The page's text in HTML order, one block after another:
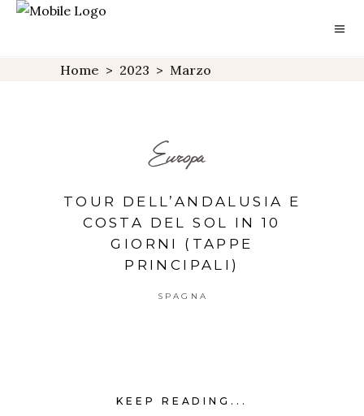
Home > 2023 > Marzo
Europa
TOUR DELL’ANDALUSIA E
COSTA DEL SOL IN 10
GIORNI (TAPPE
PRINCIPALI)
SPAGNA
KEEP READING...